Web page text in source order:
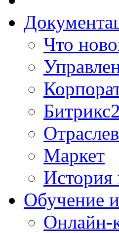
Что
Маркет
История
Обучение
Онлайн-